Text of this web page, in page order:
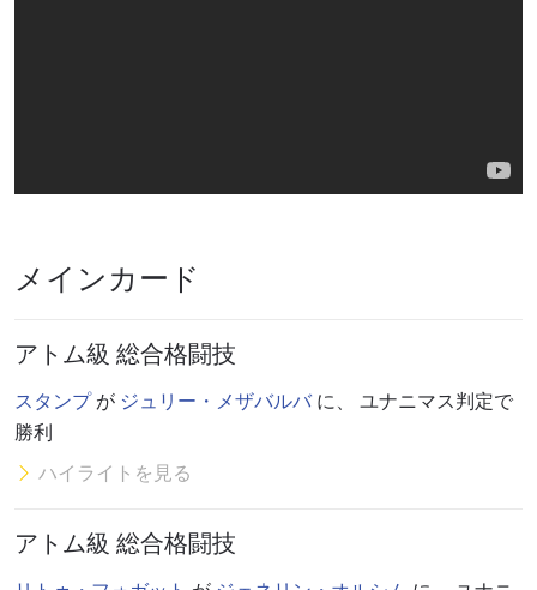
メインカード
アトム級 総合格闘技
スタンプが ジュリー・メザバルバに、 ユナニマス判定で
勝利
ハイライトを見る
アトム級 総合格闘技